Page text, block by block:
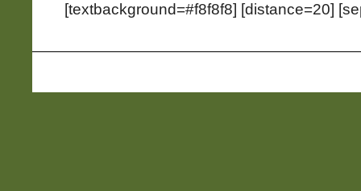
[textbackground=#f8f8f8] [distance=20]